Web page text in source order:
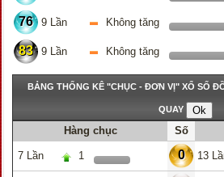
76 9 Lần Không tăng
83 9 Lần Không tăng
BẢNG THỐNG KÊ "CHỤC - ĐƠN VỊ" XỔ SỐ
QUAY
Hàng chục Số
7 Lần 1 0 13